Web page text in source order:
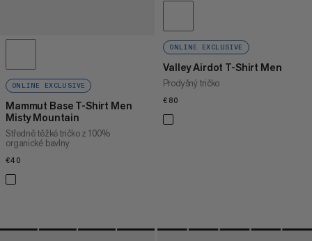
ONLINE EXCLUSIVE
Mammut Base T-Shirt Men
Misty Mountain
Středně těžké tričko z 100%
organické bavlny
€40
ONLINE EXCLUSIVE
Valley Airdot T-Shirt Men
Prodyšný tričko
€80